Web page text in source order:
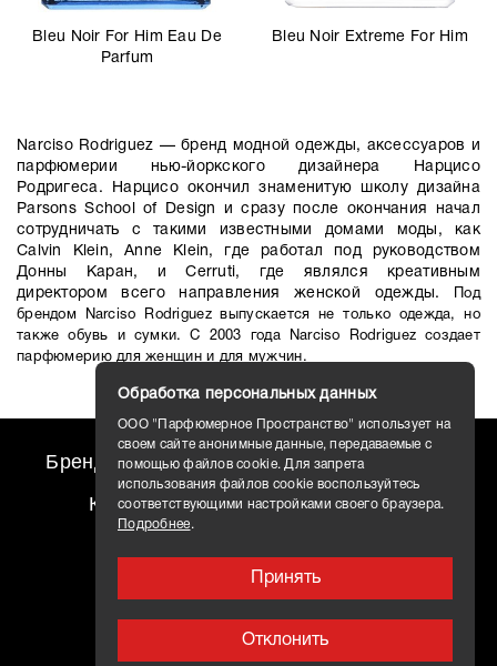
Bleu Noir For Him Eau De
Parfum
Bleu Noir Extreme For Him
Narciso Rodriguez — бренд модной одежды, аксессуаров и
парфюмерии нью-йоркского дизайнера Нарцисо
Родригеса. Нарцисо окончил знаменитую школу дизайна
Parsons School of Design и сразу после окончания начал
сотрудничать с такими известными домами моды, как
Calvin Klein, Anne Klein, где работал под руководством
Донны Каран, и Cerruti, где являлся креативным
директором всего направления женской одежды.
Под
брендом Narciso Rodriguez выпускается не только одежда, но
также обувь и сумки. С 2003 года Narciso Rodriguez создает
парфюмерию для женщин и для мужчин.
Бренды travel AROMO
Контакты
Доставка
Обработка персональных данных
ООО "Парфюмерное Пространство" использует на
своем сайте анонимные данные, передаваемые с
помощью файлов cookie. Для запрета
использования файлов cookie воспользуйтесь
соответствующими настройками своего браузера.
Подробнее.
Принять
Отклонить